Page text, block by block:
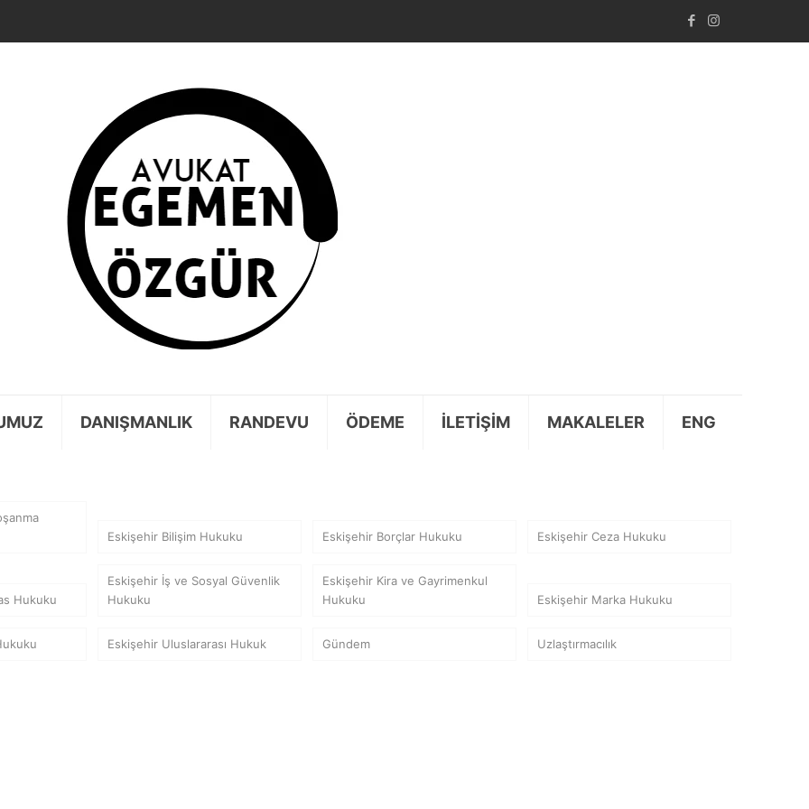
DANIŞMANLIK RANDEVU ÖDEME İLETİŞİM MAKALELER ENG
Eskişehir Bilişim Hukuku Eskişehir Borçlar Hukuku Eskişehir Ceza Hukuku
Hukuku
Eskişehir İş ve Sosyal Güvenlik
Hukuku
Eskişehir Kira ve Gayrimenkul
Hukuku
Eskişehir Marka Hukuku
Eskişehir Uluslararası Hukuk Gündem Uzlaştırmacılık